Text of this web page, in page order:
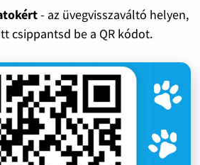
- az üvegvisszaváltó helyen,
csippantsd be a QR kódot.